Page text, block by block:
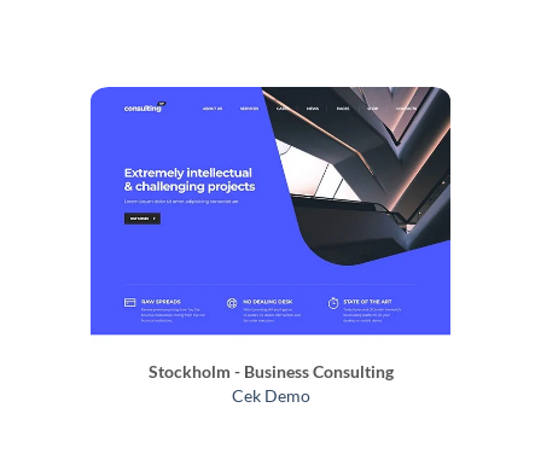
Stockholm - Business Consulting
Cek Demo